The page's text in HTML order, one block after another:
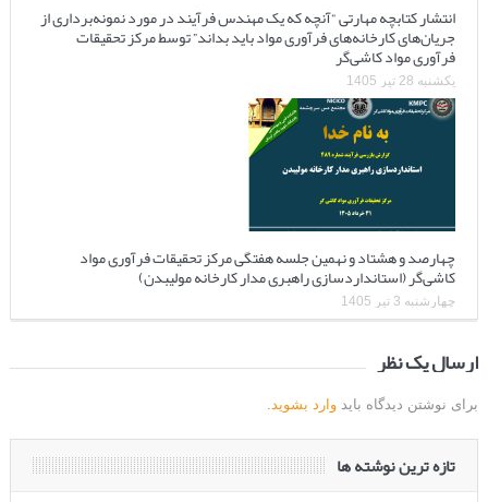
انتشار کتابچه مهارتی “آنچه که یک مهندس فرآیند در مورد نمونه‌برداری از
جریان‌های کارخانه‌های فرآوری مواد باید بداند” توسط مرکز تحقیقات
فرآوری مواد کاشی‌گر
یکشنبه 28 تیر 1405
چهارصد و هشتاد و نهمین جلسه هفتگی مرکز تحقیقات فرآوری مواد
کاشی‌گر (استانداردسازی راهبری مدار کارخانه مولیبدن)
چهارشنبه 3 تیر 1405
ارسال یک نظر
برای نوشتن دیدگاه باید وارد بشوید
تازه ترین نوشته ها